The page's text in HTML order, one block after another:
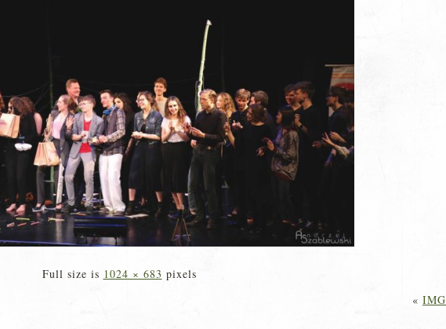
Full size is 1024 × 683 pixels
«